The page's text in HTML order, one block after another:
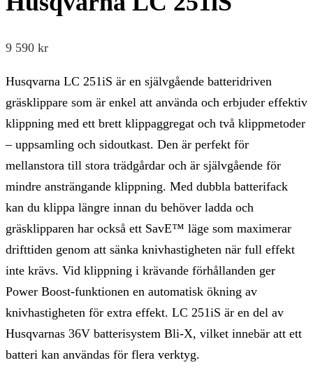
9 590 kr
Husqvarna LC 251iS är en självgående batteridriven
gräsklippare som är enkel att använda och erbjuder effektiv
klippning med ett brett klippaggregat och två klippmetoder
– uppsamling och sidoutkast. Den är perfekt för
mellanstora till stora trädgårdar och är självgående för
mindre ansträngande klippning. Med dubbla batterifack
kan du klippa längre innan du behöver ladda och
gräsklipparen har också ett SavE™ läge som maximerar
drifttiden genom att sänka knivhastigheten när full effekt
inte krävs. Vid klippning i krävande förhållanden ger
Power Boost-funktionen en automatisk ökning av
knivhastigheten för extra effekt. LC 251iS är en del av
Husqvarnas 36V batterisystem Bli-X, vilket innebär att ett
batteri kan användas för flera verktyg.